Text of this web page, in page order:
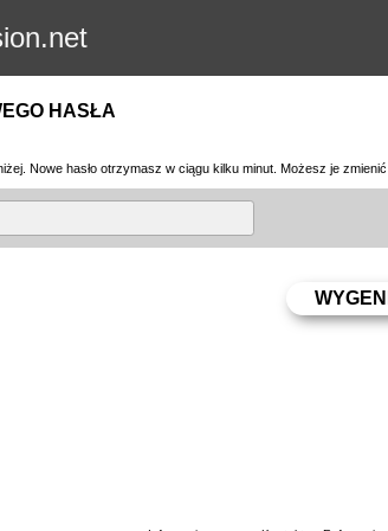
HASŁA
Nowe hasło otrzymasz w ciągu kilku minut. Możesz je